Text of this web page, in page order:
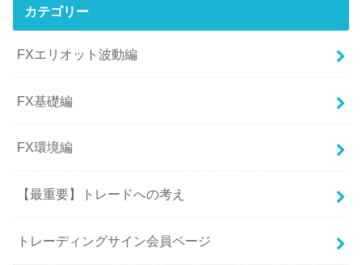
カテゴリー
FXエリオット波動編
FX基礎編
FX環境編
【最重要】トレードへの考え
トレーディングサイン会員ページ